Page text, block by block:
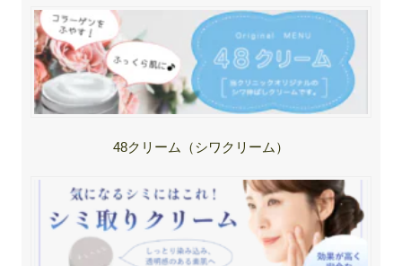
48クリーム（シワクリーム）